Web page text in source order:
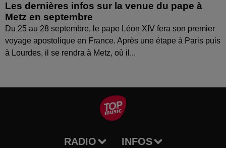
Les dernières infos sur la venue du pape à
Metz en septembre
Du 25 au 28 septembre, le pape Léon XIV fera son premier
voyage apostolique en France. Après une étape à Paris puis
à Lourdes, il se rendra à Metz, où il...
RADIO INFOS